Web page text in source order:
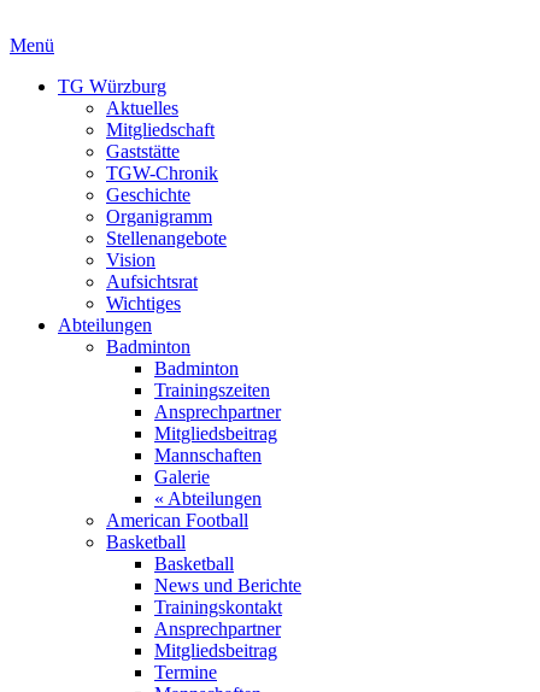
Menü
TG Würzburg
Aktuelles
Mitgliedschaft
Gaststätte
TGW-Chronik
Geschichte
Organigramm
Stellenangebote
Vision
Aufsichtsrat
Wichtiges
Abteilungen
Badminton
Badminton
Trainingszeiten
Ansprechpartner
Mitgliedsbeitrag
Mannschaften
Galerie
« Abteilungen
American Football
Basketball
Basketball
News und Berichte
Trainingskontakt
Ansprechpartner
Mitgliedsbeitrag
Termine